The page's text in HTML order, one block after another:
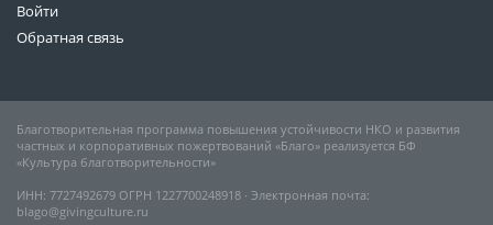
Войти
Обратная связь
Благотворительная программа повышения устойчивости НКО и развития
частных и корпоративных пожертвований «Благо» реализуется БФ
«Культура благотворительности»
ИНН: 7727492679 ОГРН 1227700248918 ∙ Электронная почта:
blago@givingculture.ru